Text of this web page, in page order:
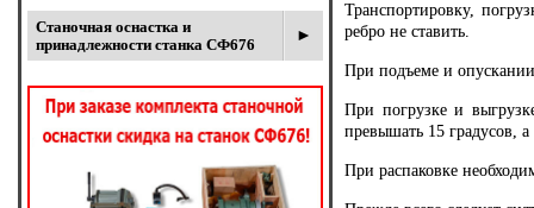
Станочная оснастка и
принадлежности станка СФ676
Транспортировку,
ребро не ставить.
При подъеме и
При погрузке и
превышать 15 градусов,
При распаковке